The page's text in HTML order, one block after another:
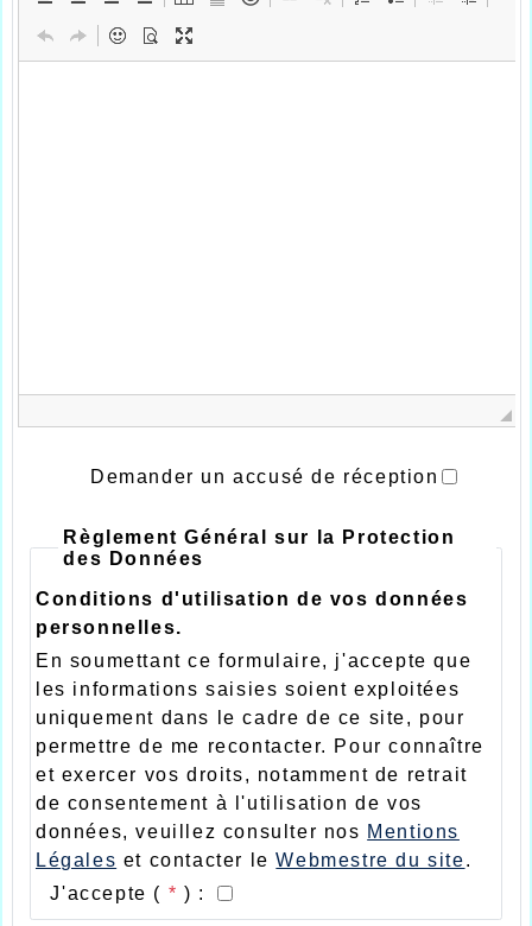
Demander un accusé de réception
Règlement Général sur la Protection
des Données
Conditions d'utilisation de vos données
personnelles.
En soumettant ce formulaire, j'accepte que
les informations saisies soient exploitées
uniquement dans le cadre de ce site, pour
permettre de me recontacter. Pour connaître
et exercer vos droits, notamment de retrait
de consentement à l'utilisation de vos
données, veuillez consulter nos Mentions
Légales et contacter leWebmestre du site.
J'accepte ( * ) :